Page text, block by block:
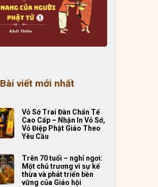
Bài viết mới nhất
Vỏ Sớ Trai Đàn Chẩn Tế
Cao Cấp – Nhận In Vỏ Sớ,
Vỏ Điệp Phật Giáo Theo
Yêu Cầu
Trên 70 tuổi – nghỉ ngơi:
Một chủ trương vì sự kế
thừa và phát triển bền
vững của Giáo hội